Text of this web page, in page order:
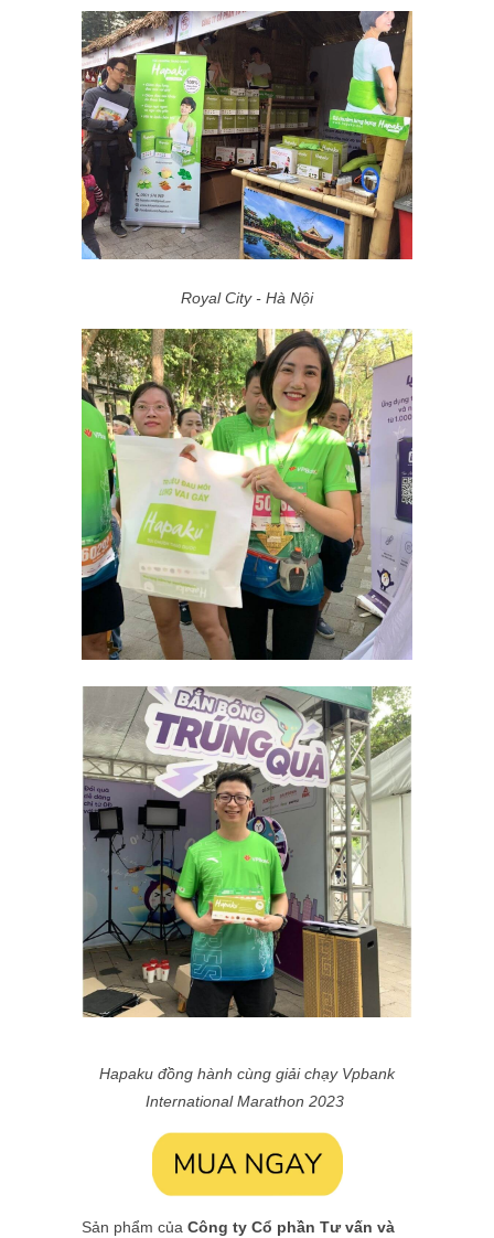
Royal City - Hà Nội
Hapaku đồng hành cùng giải chạy Vpbank
International Marathon 2023
Sản phẩm của Công ty Cổ phần Tư vấn và